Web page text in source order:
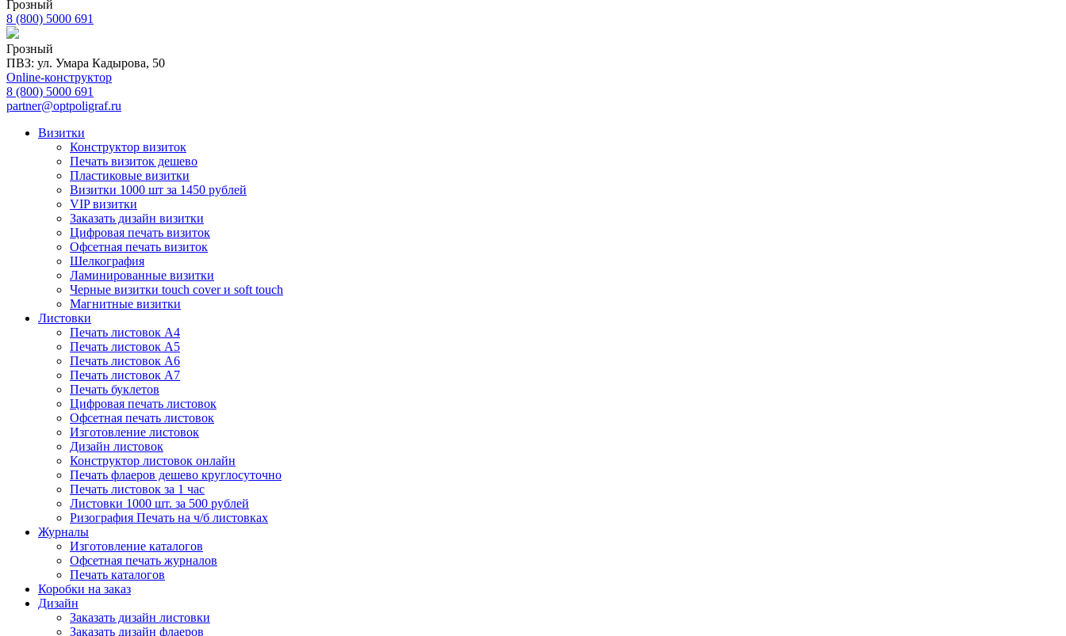
Грозный
8 (800) 5000 691
Грозный
ПВЗ: ул. Умара Кадырова, 50
Online-конструктор
8 (800) 5000 691
partner@optpoligraf.ru
Визитки
Конструктор визиток
Печать визиток дешево
Пластиковые визитки
Визитки 1000 шт за 1450 рублей
VIP визитки
Заказать дизайн визитки
Цифровая печать визиток
Офсетная печать визиток
Шелкография
Ламинированные визитки
Черные визитки touch cover и soft touch
Магнитные визитки
Листовки
Печать листовок А4
Печать листовок А5
Печать листовок А6
Печать листовок А7
Печать буклетов
Цифровая печать листовок
Офсетная печать листовок
Изготовление листовок
Дизайн листовок
Конструктор листовок онлайн
Печать флаеров дешево круглосуточно
Печать листовок за 1 час
Листовки 1000 шт. за 500 рублей
Ризография Печать на ч/б листовках
Журналы
Изготовление каталогов
Офсетная печать журналов
Печать каталогов
Коробки на заказ
Дизайн
Заказать дизайн листовки
Заказать дизайн флаеров